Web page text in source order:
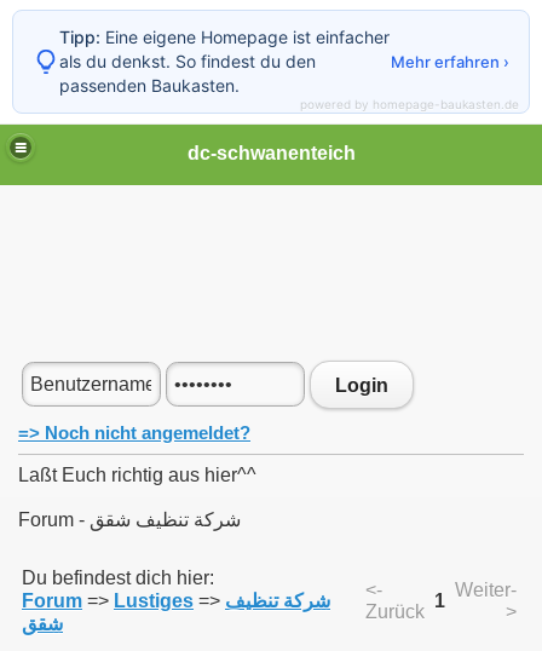
dc-schwanenteich
Login
=> Noch nicht angemeldet?
Laßt Euch richtig aus hier^^
Forum - شركة تنظيف شقق
Du befindest dich hier:
Forum => Lustiges => شركة تنظيف
شقق
<-
Zurück
1
Weiter-
>
Tipp: Eine eigene Homepage ist einfacher
als du denkst. So findest du den
passenden Baukasten.
Mehr erfahren ›
powered by homepage-baukasten.de